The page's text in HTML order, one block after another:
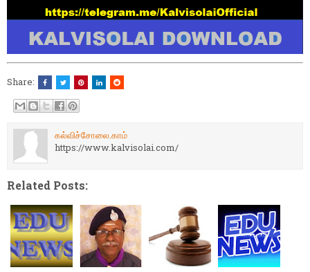
Share:
கல்விச்சோலை.காம்
https://www.kalvisolai.com/
Related Posts: